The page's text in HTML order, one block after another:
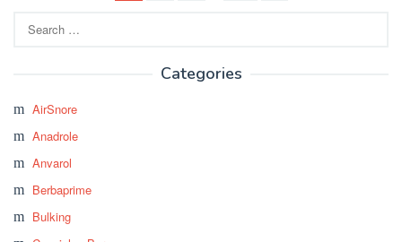
for:
Categories
AirSnore
Anadrole
Anvarol
Berbaprime
Bulking